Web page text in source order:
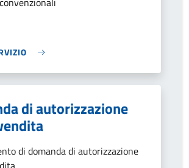
di autorizzazione
di domanda di autorizzazione